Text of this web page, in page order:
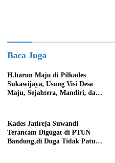
Baca Juga
H.harun Maju di Pilkades
Sukawijaya, Usung Visi Desa
Maju, Sejahtera, Mandiri, dan
Kades Jatireja Suwandi
Terancam Digugat di PTUN
Bandung,di Duga Tidak Patuhi